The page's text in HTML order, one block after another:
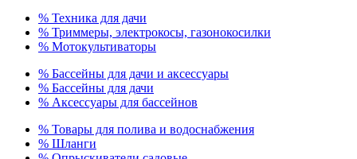
% Техника для дачи
% Триммеры, электрокосы, газонокосилки
% Мотокультиваторы
% Бассейны для дачи и аксессуары
% Бассейны для дачи
% Аксессуары для бассейнов
% Товары для полива и водоснабжения
% Шланги